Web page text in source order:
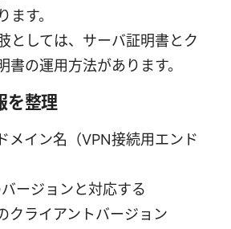
ます。
としては、サーバ証明書とク
書の運用方法があります。
を整理
メイン名（VPN接続用エンド
ージョンと対応する
クライアントバージョン